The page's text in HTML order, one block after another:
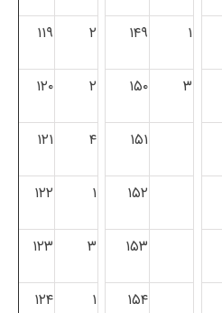
۱ ۱۴۹ ۲ ۱۱۹
۳ ۱۵۰ ۲ ۱۲۰
۱۵۱ ۴ ۱۲۱
۱۵۲ ۱ ۱۲۲
۱۵۳ ۳ ۱۲۳
۱۵۴ ۱ ۱۲۴